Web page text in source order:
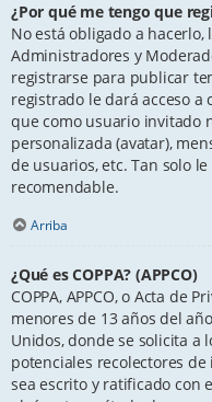
¿Por qué me tengo que
No está obligado a
Administradores y
registrarse para publicar
registrado le dará acceso a
que como usuario invitado
personalizada (avatar),
de usuarios, etc. Tan solo
recomendable.
Arriba
¿Qué es COPPA? (APPCO)
COPPA, APPCO, o Acta de
menores de 13 años del
Unidos, donde se solicita a
potenciales recolectores
sea escrito y ratificado con